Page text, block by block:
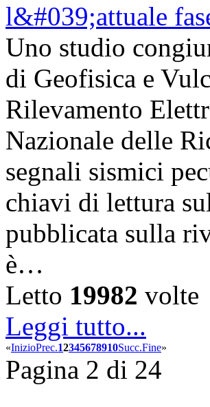
Uno studio
di Geofisica e
Rilevamento
Nazionale delle
segnali sismici
chiavi di lettura
pubblicata sulla
è…
Letto 19982 volte
Leggi tutto...
«InizioPrec.12345678910Succ.Fine»
Pagina 2 di 24